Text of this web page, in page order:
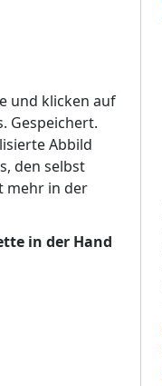
und klicken auf
Gespeichert.
Abbild
den selbst
mehr in der
in der Hand